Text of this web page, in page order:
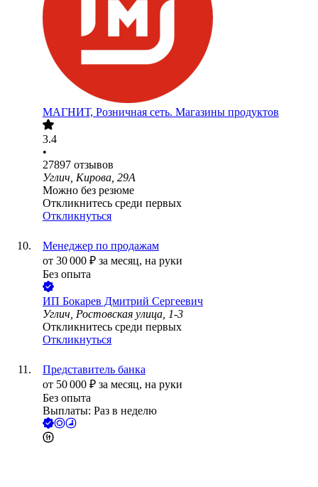
МАГНИТ, Розничная сеть. Магазины продуктов
3.4
•
27897 отзывов
Углич, Кирова, 29А
Можно без резюме
Откликнитесь среди первых
Откликнуться
Менеджер по продажам
от 30 000 ₽ за месяц, на руки
Без опыта
ИП Бокарев Дмитрий Сергеевич
Углич, Ростовская улица, 1-3
Откликнитесь среди первых
Откликнуться
Представитель банка
от 50 000 ₽ за месяц, на руки
Без опыта
Выплаты: Раз в неделю